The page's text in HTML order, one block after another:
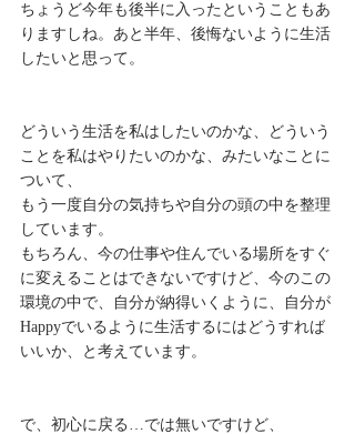
ちょうど今年も後半に入ったということもあ
りますしね。あと半年、後悔ないように生活
したいと思って。
どういう生活を私はしたいのかな、どういう
ことを私はやりたいのかな、みたいなことに
ついて、
もう一度自分の気持ちや自分の頭の中を整理
しています。
もちろん、今の仕事や住んでいる場所をすぐ
に変えることはできないですけど、今のこの
環境の中で、自分が納得いくように、自分が
Happyでいるように生活するにはどうすれば
いいか、と考えています。
で、初心に戻る…では無いですけど、